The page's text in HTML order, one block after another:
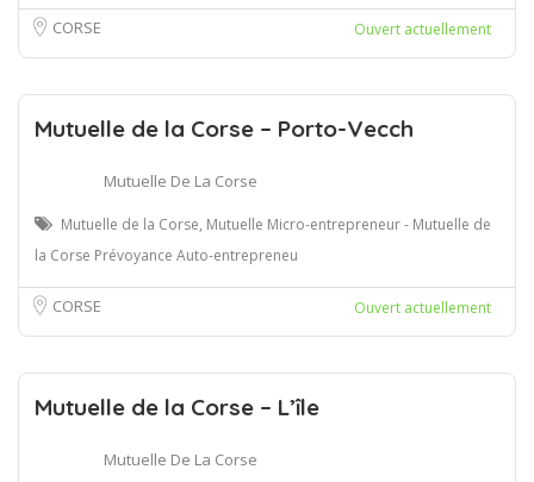
CORSE Ouvert actuellement
Mutuelle de la Corse – Porto-Vecch
Mutuelle De La Corse
Mutuelle de la Corse, Mutuelle Micro-entrepreneur - Mutuelle de
la Corse Prévoyance Auto-entrepreneu
CORSE Ouvert actuellement
Mutuelle de la Corse – L’île
Mutuelle De La Corse